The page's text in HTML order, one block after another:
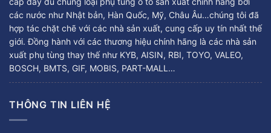
các nước như Nhật bản, Hàn Quốc, Mỹ, Châu Âu…chúng tôi đã
hợp tác chặt chẽ với các nhà sản xuất, cung cấp uy tín nhất thế
giới. Đồng hành với các thương hiệu chính hãng là các nhà sản
xuất phụ tùng thay thế như KYB, AISIN, RBI, TOYO, VALEO,
BOSCH, BMTS, GIF, MOBIS, PART-MALL…
THÔNG TIN LIÊN HỆ